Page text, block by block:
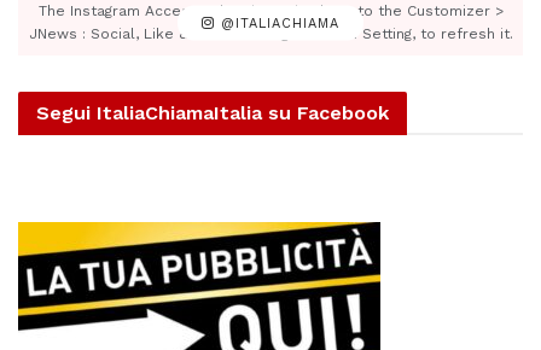
@ITALIACHIAMA
The Instagram Access Token is expired, Go to the Customizer >
JNews : Social, Like & View > Instagram Feed Setting, to refresh it.
Segui ItaliaChiamaItalia su Facebook